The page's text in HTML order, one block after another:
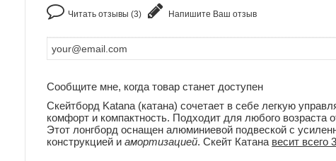
Читать отзывы (3) Напишите Ваш отзыв
Сообщите мне, когда товар станет доступен
Скейтборд Katana (катана) сочетает в себе легкую
комфорт и компактность. Подходит для любого возраста
Этот лонгборд оснащен алюминиевой подвеской с
конструкцией и амортизацией. Скейт Катана весит всего